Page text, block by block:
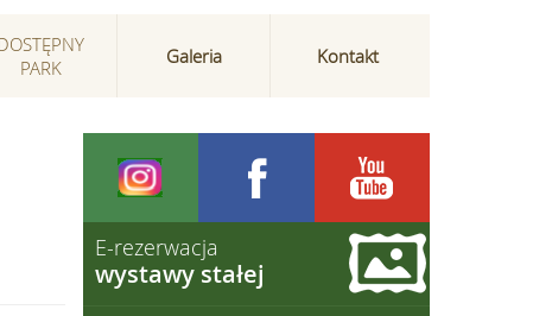
PARK
Galeria Kontakt
E-rezerwacja
wystawy stałej